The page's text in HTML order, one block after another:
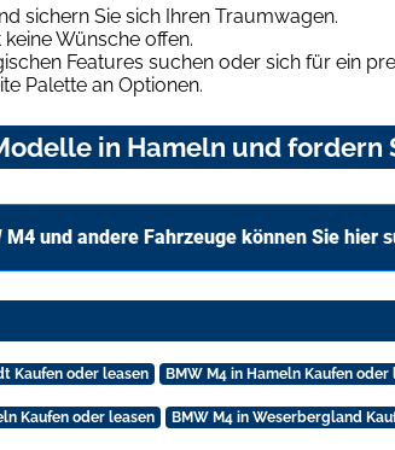
sichern Sie sich Ihren Traumwagen.
Wünsche offen.
Features suchen oder sich für ein
Palette an Optionen.
in Hameln und fordern
M4 und andere Fahrzeuge können Sie hier
Kaufen oder leasen BMW M4 in Hameln Kaufen oder
Kaufen oder leasen BMW M4 in Weserbergland